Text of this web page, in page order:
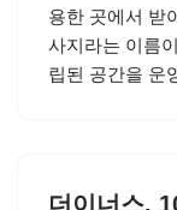
용한 곳에서 받
사지라는 이름
립된 공간을 운
더이너스,